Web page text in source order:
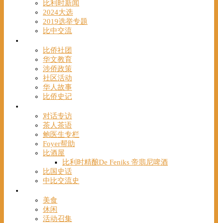
比利时新闻
2024大选
2019选举专题
比中交流
比侨社团
华文教育
涉侨政策
社区活动
华人故事
比侨史记
对话专访
茶人茶语
鲍医生专栏
Foyer帮助
比酒屋
比利时精酿De Feniks 帝翡尼啤酒
比国史话
中比交流史
美食
休闲
活动召集